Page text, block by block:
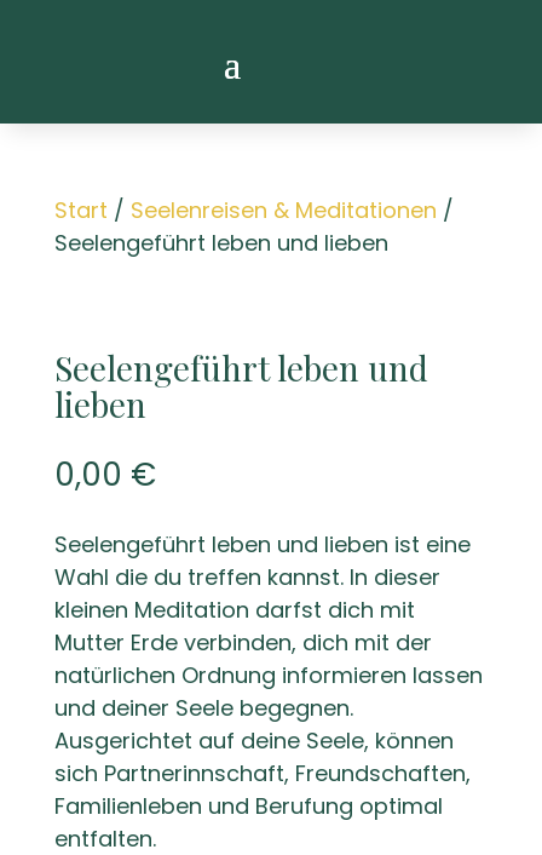
Start / Seelenreisen & Meditationen /
Seelengeführt leben und lieben
Seelengeführt leben und
lieben
0,00 €
Seelengeführt leben und lieben ist eine
Wahl die du treffen kannst. In dieser
kleinen Meditation darfst dich mit
Mutter Erde verbinden, dich mit der
natürlichen Ordnung informieren lassen
und deiner Seele begegnen.
Ausgerichtet auf deine Seele, können
sich Partnerinnschaft, Freundschaften,
Familienleben und Berufung optimal
entfalten.